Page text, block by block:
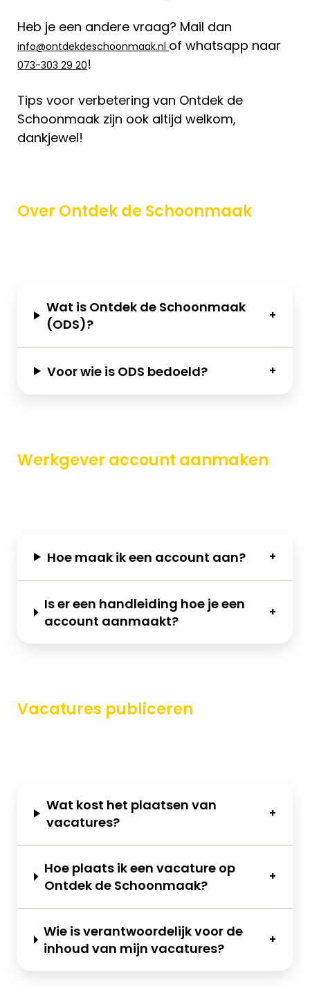
Heb je een andere vraag? Mail dan
info@ontdekdeschoonmaak.nl of whatsapp naar
073-303 29 20!
Tips voor verbetering van Ontdek de
Schoonmaak zijn ook altijd welkom,
dankjewel!
Over Ontdek de Schoonmaak
Wat is Ontdek de Schoonmaak
(ODS)?
Voor wie is ODS bedoeld?
Werkgever account aanmaken
Hoe maak ik een account aan?
Is er een handleiding hoe je een
account aanmaakt?
Vacatures publiceren
Wat kost het plaatsen van
vacatures?
Hoe plaats ik een vacature op
Ontdek de Schoonmaak?
Wie is verantwoordelijk voor de
inhoud van mijn vacatures?